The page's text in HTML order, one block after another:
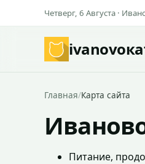
Четверг, 6 Августа ·
ivanovo
Главная/Карта сайта
Питание,